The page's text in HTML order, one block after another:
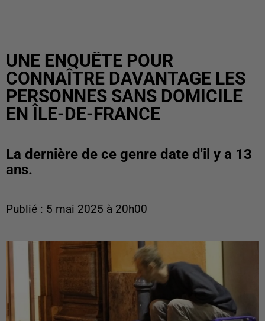
UNE ENQUÊTE POUR
CONNAÎTRE DAVANTAGE LES
PERSONNES SANS DOMICILE
EN ÎLE-DE-FRANCE
La dernière de ce genre date d'il y a 13
ans.
Publié : 5 mai 2025 à 20h00